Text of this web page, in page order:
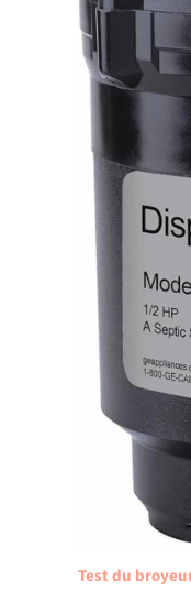
Test du